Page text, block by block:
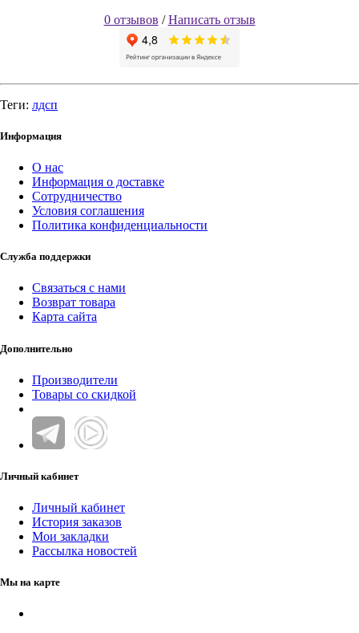
0 отзывов /Написать отзыв
Теги: лдсп
Информация
О нас
Информация о доставке
Сотрудничество
Условия соглашения
Политика конфиденциальности
Служба поддержки
Связаться с нами
Возврат товара
Карта сайта
Дополнительно
Производители
Товары со скидкой
Личный кабинет
Личный кабинет
История заказов
Мои закладки
Рассылка новостей
Мы на карте